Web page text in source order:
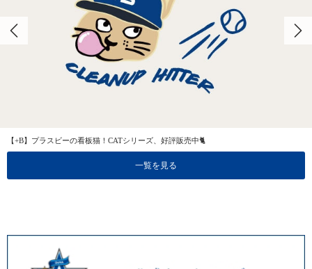
【+B】プラスビーの看板猫！CATシリーズ、好評販売中🐈
一覧を見る